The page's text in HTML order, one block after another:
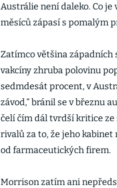
Austrálie není daleko. Co
měsíců zápasí s pomalým
Zatímco většina západních
vakcíny zhruba polovinu
sedmdesát procent, v
závod,“ bránil se v březnu
čelí čím dál tvrdší kritice
rivalů za to, že jeho
od farmaceutických firem.
Morrison zatím ani